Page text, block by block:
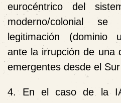
eurocéntrico del
moderno/colonial
legitimación (dominio
ante la irrupción de una
emergentes desde el
4. En el caso de la